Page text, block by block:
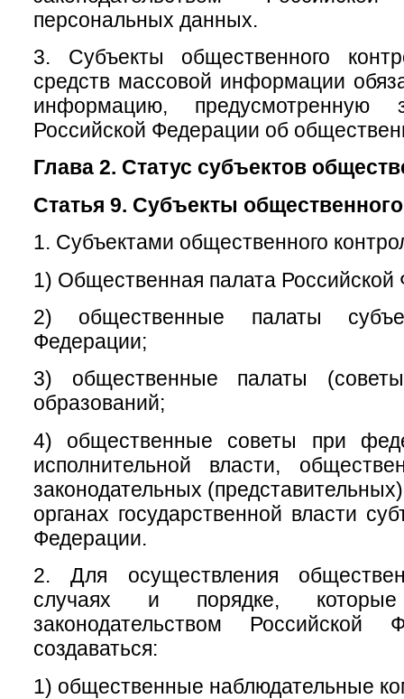
персональных данных.
3. Субъекты общественного
средств массовой информации
информацию, предусмотренную
Российской Федерации об
Глава 2. Статус субъектов
Статья 9. Субъекты
1. Субъектами общественного
1) Общественная палата Российской
2) общественные палаты
Федерации;
3) общественные палаты
образований;
4) общественные советы при
исполнительной власти,
законодательных
органах государственной власти
Федерации.
2. Для осуществления
случаях и порядке, которые
законодательством Российской
создаваться:
1) общественные наблюдательные